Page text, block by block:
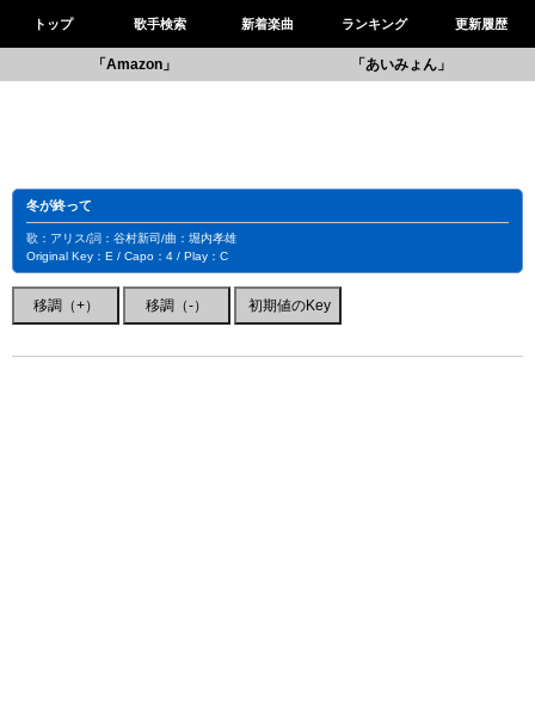
トップ 歌手検索 新着楽曲 ランキング 更新履歴
「Amazon」 「あいみょん」
冬が終って
歌：アリス/詞：谷村新司/曲：堀内孝雄
Original Key：E / Capo：4 / Play：C